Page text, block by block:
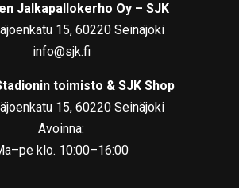
Jalkapallokerho Oy – SJK
15, 60220 Seinäjoki
info@sjk.fi
toimisto & SJK Shop
15, 60220 Seinäjoki
Avoinna:
klo. 10:00–16:00